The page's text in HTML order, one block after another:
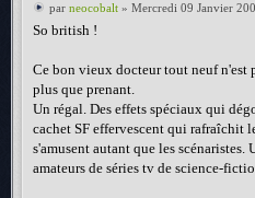
par neocobalt » Mercredi 09 Janvier
So british !
Ce bon vieux docteur tout neuf n'est
plus que prenant.
Un régal. Des effets spéciaux qui
cachet SF effervescent qui rafraîchit
s'amusent autant que les
amateurs de séries tv de science-